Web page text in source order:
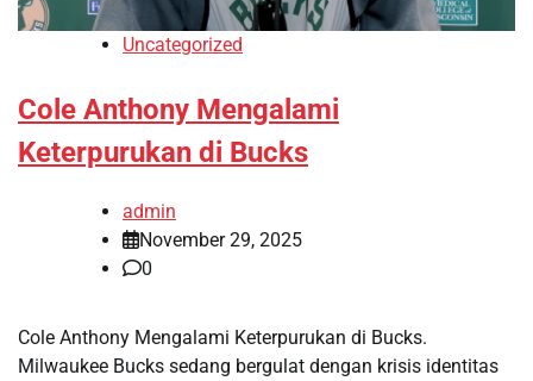
Uncategorized
Cole Anthony Mengalami
Keterpurukan di Bucks
admin
November 29, 2025
0
Cole Anthony Mengalami Keterpurukan di Bucks.
Milwaukee Bucks sedang bergulat dengan krisis identitas